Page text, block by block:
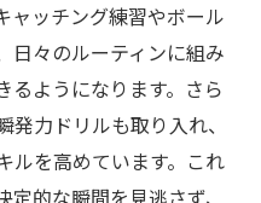
ャッチング練習やボール
日々のルーティンに組み
るようになります。さら
力ドリルも取り入れ、
ルを高めています。これ
的な瞬間を見逃さず、